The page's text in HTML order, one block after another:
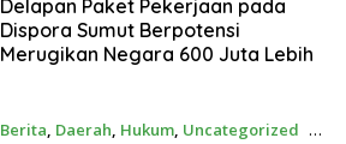
Delapan Paket Pekerjaan pada
Dispora Sumut Berpotensi
Merugikan Negara 600 Juta Lebih
Berita Daerah Hukum, Uncategorized 13